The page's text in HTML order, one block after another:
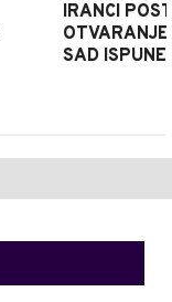
IRANCI
SAD